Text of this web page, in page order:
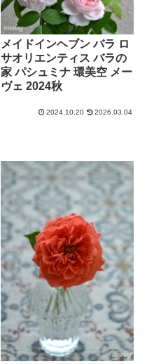
メイドインヘブン バラ ロ
サオリエンティス バラの
家 パシュミナ 環美空 メー
ヴェ 2024秋
2024.10.20 2026.03.04